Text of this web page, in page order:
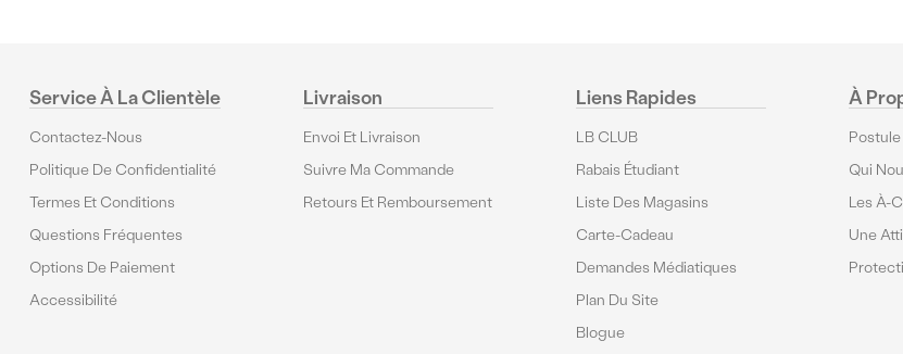
Service À La Clientèle
Contactez-Nous
Politique De Confidentialité
Termes Et Conditions
Questions Fréquentes
Options De Paiement
Accessibilité
Livraison
Envoi Et Livraison
Suivre Ma Commande
Retours Et Remboursement
Liens Rapides
LB CLUB
Rabais Étudiant
Liste Des Magasins
Carte-Cadeau
Demandes Médiatiques
Plan Du Site
Blogue
À
Qui
Les À-
Une